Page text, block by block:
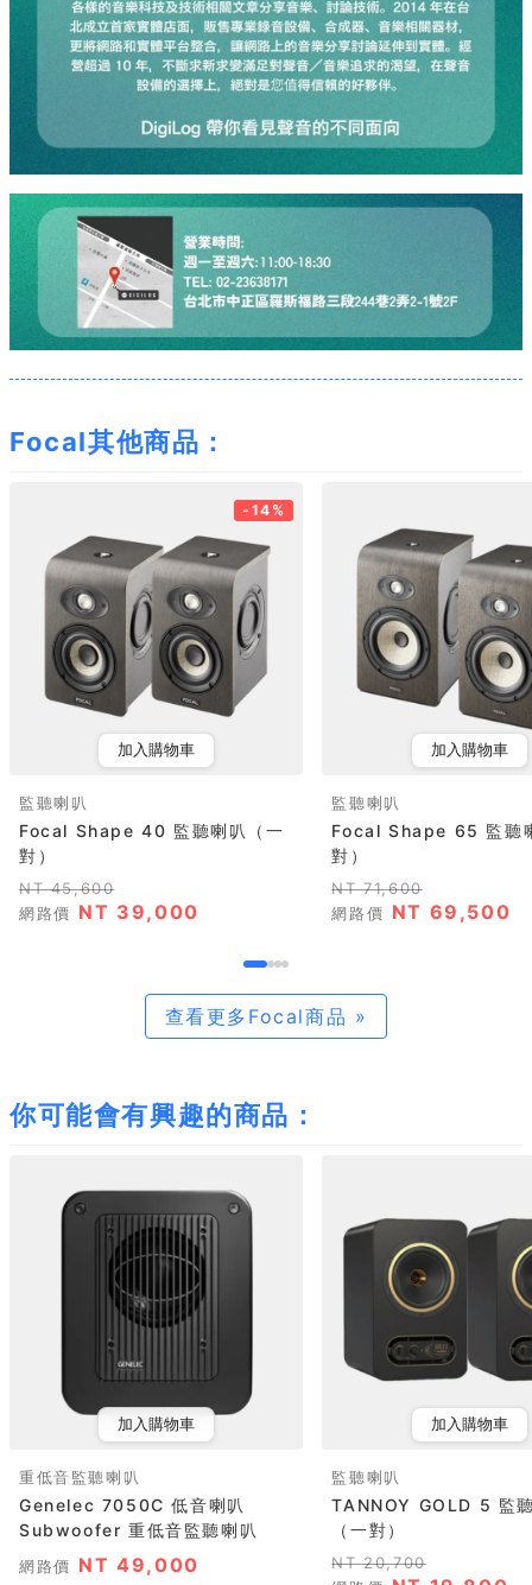
Focal其他商品：
-14%
加入購物車
監聽喇叭
Focal Shape 40 監聽喇叭（一
對）
NT 45,600
網路價 NT 39,000
加入購物車
監聽喇叭
Focal Shape 65 監聽
對）
NT 71,600
網路價 NT 69,500
查看更多Focal商品 »
你可能會有興趣的商品：
加入購物車
重低音監聽喇叭
Genelec 7050C 低音喇叭
Subwoofer 重低音監聽喇叭
網路價 NT 49,000
加入購物車
監聽喇叭
TANNOY GOLD 5 監
（一對）
NT 20,700